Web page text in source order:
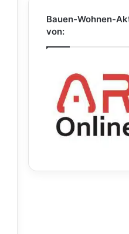
Bauen-Wohnen-
von: